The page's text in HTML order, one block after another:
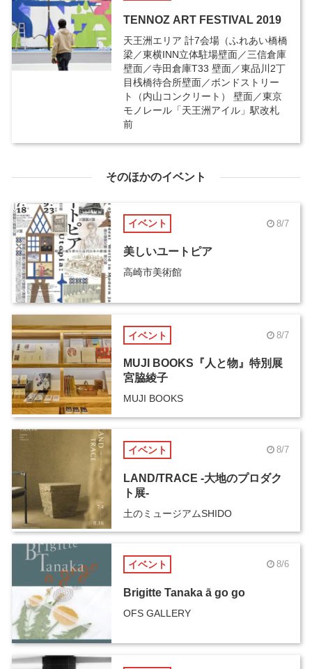
TENNOZ ART FESTIVAL 2019
天王洲エリア 計7会場（ふれあい橋橋
梁／東横INN立体駐場壁面／三信倉庫
壁面／寺田倉庫T33 壁面／東品川2丁
目桟橋待合所壁面／ボンドストリー
ト（内山コンクリート） 壁面／東京
モノレール「天王洲アイル」駅改札
前
そのほかのイベント
イベント 8/7
美しいユートピア
高崎市美術館
イベント 8/7
MUJI BOOKS『人と物』特別展
宮脇綾子
MUJI BOOKS
イベント 8/7
LAND/TRACE -大地のプロダク
ト展-
土のミュージアムSHIDO
イベント 8/6
Brigitte Tanaka ā go go
OFS GALLERY